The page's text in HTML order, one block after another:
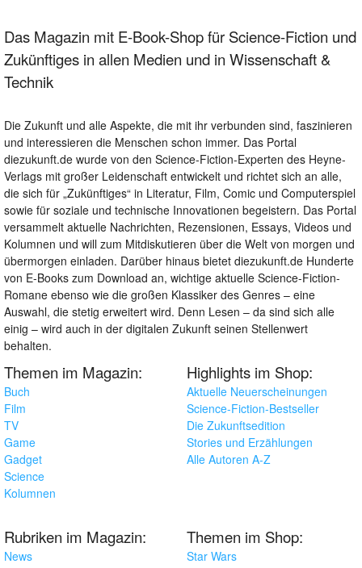
Das Magazin mit E-Book-Shop für Science-Fiction und
Zukünftiges in allen Medien und in Wissenschaft &
Technik
Die Zukunft und alle Aspekte, die mit ihr verbunden sind, faszinieren
und interessieren die Menschen schon immer. Das Portal
diezukunft.de wurde von den Science-Fiction-Experten des Heyne-
Verlags mit großer Leidenschaft entwickelt und richtet sich an alle,
die sich für „Zukünftiges“ in Literatur, Film, Comic und Computerspiel
sowie für soziale und technische Innovationen begeistern. Das Portal
versammelt aktuelle Nachrichten, Rezensionen, Essays, Videos und
Kolumnen und will zum Mitdiskutieren über die Welt von morgen und
übermorgen einladen. Darüber hinaus bietet diezukunft.de Hunderte
von E-Books zum Download an, wichtige aktuelle Science-Fiction-
Romane ebenso wie die großen Klassiker des Genres – eine
Auswahl, die stetig erweitert wird. Denn Lesen – da sind sich alle
einig – wird auch in der digitalen Zukunft seinen Stellenwert
behalten.
Themen im Magazin:
Buch
Film
TV
Game
Gadget
Science
Kolumnen
Highlights im Shop:
Aktuelle Neuerscheinungen
Science-Fiction-Bestseller
Die Zukunftsedition
Stories und Erzählungen
Alle Autoren A-Z
Rubriken im Magazin:
News
Themen im Shop:
Star Wars